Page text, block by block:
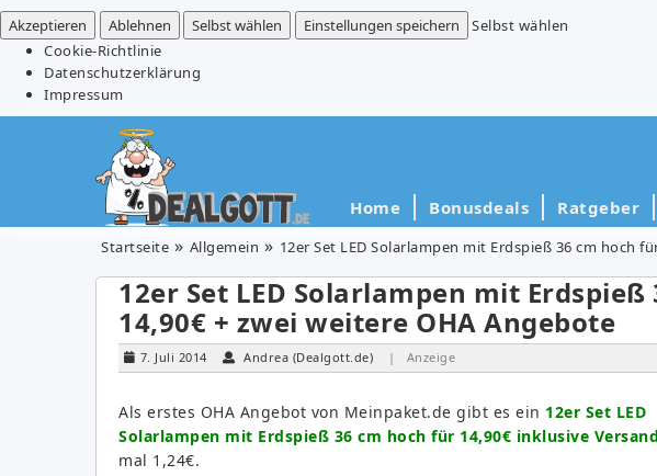
Akzeptieren
Ablehnen Selbst wählen Einstellungen speichern
Selbst wählen
Cookie-Richtlinie
Datenschutzerklärung
Impressum
Home Bonusdeals Ratgeber
Startseite Allgemein 12er Set LED Solarlampen mit Erdspieß 36 cm hoch
12er Set LED Solarlampen mit
14,90€ + zwei weitere OHA Angebote
7. Juli 2014 Andrea (Dealgott.de) | Anzeige
Als erstes OHA Angebot von Meinpaket.de gibt es ein 12er Set LED
Solarlampen mit Erdspieß 36 cm hoch für 14,90€ inklusive Versand
mal 1,24€.